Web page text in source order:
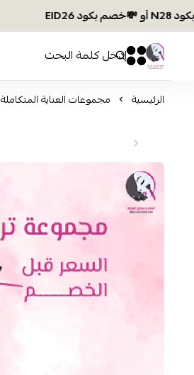
افكار ومخازن العناية
0 0
الرئيسية مجموعات العناية المتكاملة